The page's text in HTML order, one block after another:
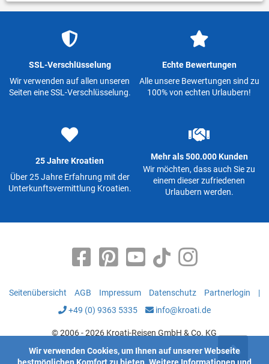
SSL-Verschlüsselung
Wir verwenden auf allen unseren
Seiten eine SSL-Verschlüsselung.
Echte Bewertungen
Alle unsere Bewertungen sind zu
100% von echten Urlaubern!
25 Jahre Kroatien
Über 25 Jahre Erfahrung mit der
Unterkunftsvermittlung Kroatien.
Mehr als 500.000 Kunden
Wir möchten, dass auch Sie zu
einem dieser zufriedenen
Urlaubern werden.
Seitenübersicht AGB Impressum Datenschutz Partnerlogin
|
+49 (0) 9363 5335
info@kroati.de
© 2006 - 2026 Kroati-Reisen GmbH & Co. KG
Wir verwenden Cookies, um Ihnen auf unserer Webseite